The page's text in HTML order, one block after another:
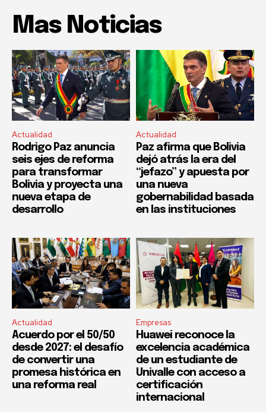
Mas Noticias
Actualidad
Rodrigo Paz anuncia
seis ejes de reforma
para transformar
Bolivia y proyecta una
nueva etapa de
desarrollo
Actualidad
Paz afirma que Bolivia
dejó atrás la era del
“jefazo” y apuesta por
una nueva
gobernabilidad basada
en las instituciones
Actualidad
Acuerdo por el 50/50
desde 2027: el desafío
de convertir una
promesa histórica en
una reforma real
Empresas
Huawei reconoce la
excelencia académica
de un estudiante de
Univalle con acceso a
certificación
internacional